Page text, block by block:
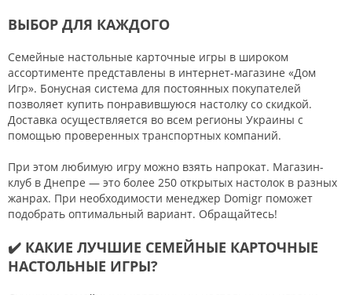
ВЫБОР ДЛЯ КАЖДОГО
Семейные настольные карточные игры в широком
ассортименте представлены в интернет-магазине «Дом
Игр». Бонусная система для постоянных покупателей
позволяет купить понравившуюся настолку со скидкой.
Доставка осуществляется во всем регионы Украины с
помощью проверенных транспортных компаний.
При этом любимую игру можно взять напрокат. Магазин-
клуб в Днепре — это более 250 открытых настолок в разных
жанрах. При необходимости менеджер Domigr поможет
подобрать оптимальный вариант. Обращайтесь!
✔️ КАКИЕ ЛУЧШИЕ СЕМЕЙНЫЕ КАРТОЧНЫЕ
НАСТОЛЬНЫЕ ИГРЫ?